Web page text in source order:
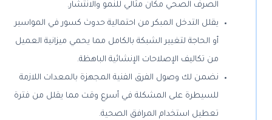
الصرف الصحي مكان مثالي للنمو والانتشار.
يقلل التدخل المبكر من احتمالية حدوث كسور في المواسير
أو الحاجة لتغيير الشبكة بالكامل مما يحمي ميزانية العميل
من تكاليف الإصلاحات الإنشائية الباهظة.
نضمن لك وصول الفرق الفنية المجهزة بالمعدات اللازمة
للسيطرة على المشكلة في أسرع وقت مما يقلل من فترة
تعطيل استخدام المرافق الصحية.